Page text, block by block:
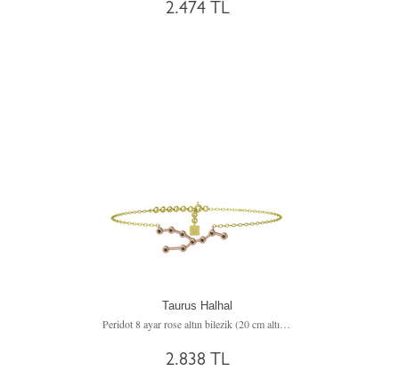
2.474 TL
Taurus Halhal
2.838 TL